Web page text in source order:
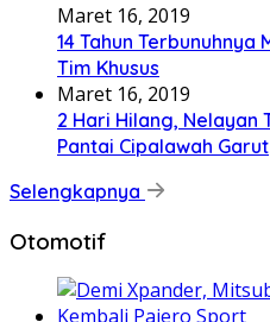
Maret 16, 2019
14 Tahun Terbunuhnya
Tim Khusus
Maret 16, 2019
2 Hari Hilang, Nelayan
Pantai Cipalawah Garut
Selengkapnya
Otomotif